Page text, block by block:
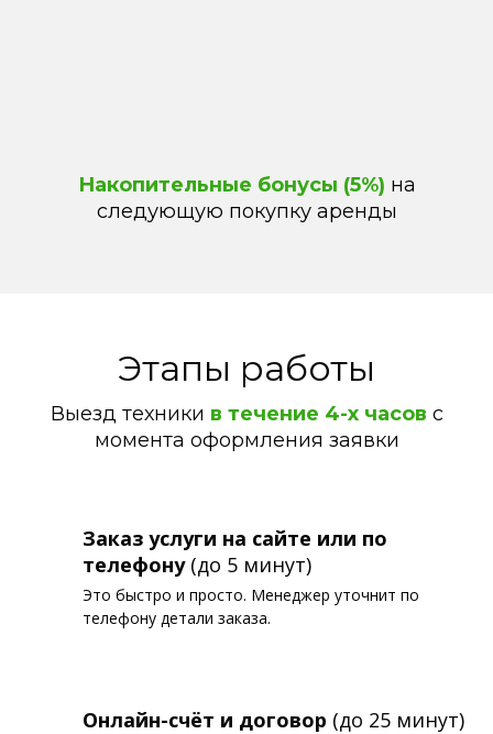
Накопительные бонусы (5%) на
следующую покупку аренды
Этапы работы
Выезд техники в течение 4-х часов с
момента оформления заявки
Заказ услуги на сайте или по
телефону(до 5 минут)
Это быстро и просто. Менеджер уточнит по
телефону детали заказа.
Онлайн-счёт и договор (до 25 минут)